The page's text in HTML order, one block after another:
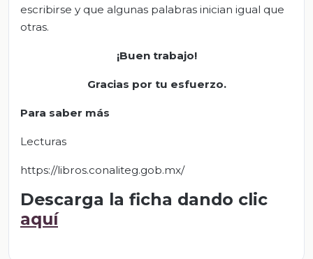
escribirse y que algunas palabras inician igual que
otras.
¡Buen trabajo!
Gracias por tu esfuerzo.
Para saber más
Lecturas
https://libros.conaliteg.gob.mx/
Descarga la ficha dando clic
aquí